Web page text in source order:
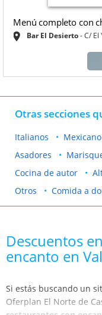
Menú completo con
Bar El Desierto C/ El
Otras secciones
Italianos Mexicano
Asadores
Cocina de autor
Otros
Comida a
Descuentos
encanto en
Si estás buscando un
Oferplan El Norte de